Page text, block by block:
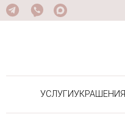
УСЛУГИУКРАШЕНИЯ